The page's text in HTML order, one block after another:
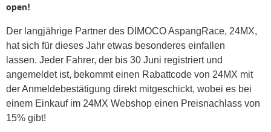
open!
Der langjährige Partner des DIMOCO AspangRace, 24MX,
hat sich für dieses Jahr etwas besonderes einfallen
lassen. Jeder Fahrer, der bis 30 Juni registriert und
angemeldet ist, bekommt einen Rabattcode von 24MX mit
der Anmeldebestätigung direkt mitgeschickt, wobei es bei
einem Einkauf im 24MX Webshop einen Preisnachlass von
15% gibt!